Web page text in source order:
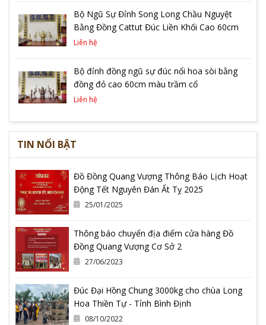
Bộ Ngũ Sự Đỉnh Song Long Chầu Nguyệt
Bằng Đồng Cattut Đúc Liền Khối Cao 60cm
Liên hệ
Bộ đỉnh đồng ngũ sự đúc nổi hoa sòi bằng
đồng đỏ cao 60cm màu trầm cổ
Liên hệ
TIN NỔI BẬT
Đồ Đồng Quang Vượng Thông Báo Lịch Hoạt
Động Tết Nguyên Đán Ất Tỵ 2025
25/01/2025
Thông báo chuyển địa điểm cửa hàng Đồ
Đồng Quang Vượng Cơ Sở 2
27/06/2023
Đúc Đại Hồng Chung 3000kg cho chùa Long
Hoa Thiền Tự - Tỉnh Bình Định
08/10/2022